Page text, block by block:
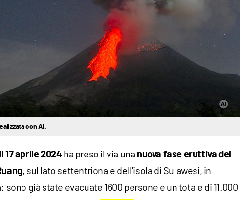
con AI.
17 aprile2024ha preso il via una nuova fase eruttiva del
, sul lato settentrionale dell'isola di Sulawesi, in
sono già state evacuate 1600 persone e un totale di 11.000